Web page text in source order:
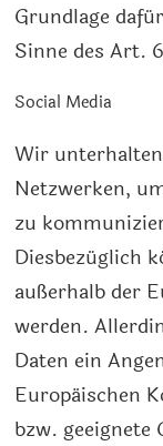
Grundlage
Sinne des Art.
Social Media
Wir
Netzwerken,
zu
Diesbezüglich
außerhalb der
werden.
Daten ein
Europäischen
bzw. geeignete